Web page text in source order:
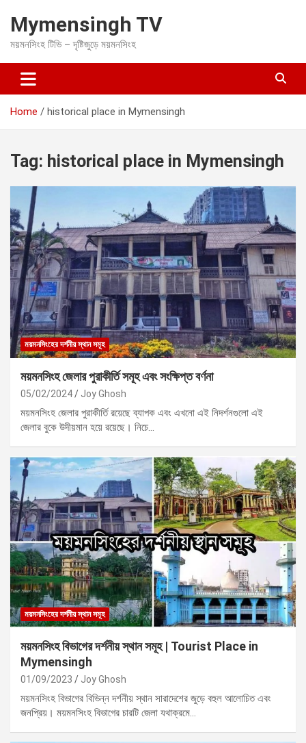
t
c
Mymensingh TV
ময়মনসিংহ টিভি – দৃষ্টিজুড়ে ময়মনসিংহ
Home historical place in Mymensingh
Tag: historical place in Mymensingh
ময়মনসিংহের দর্শনীয় স্থান সমূহ
ময়মনসিংহ জেলার পুরাকীর্তি সমূহ এবং সংক্ষিপ্ত বর্ণনা
05/02/2024 Joy Ghosh
ময়মনসিংহ জেলার পুরাকীর্তি রয়েছে ব্যাপক এবং এখনো এই নিদর্শনগুলো এই
জেলার বুকে উদীয়মান হয়ে রয়েছে। নিচে…
ময়মনসিংহের দর্শনীয় স্থান সমূহ
ময়মনসিংহ বিভাগের দর্শনীয় স্থান সমূহ | Tourist Place in
Mymensingh
01/09/2023 Joy Ghosh
ময়মনসিংহ বিভাগের বিভিন্ন দর্শনীয় স্থান সারাদেশের জুড়ে বহুল আলোচিত এবং
জনপ্রিয়। ময়মনসিংহ বিভাগের চারটি জেলা যথাক্রমে…